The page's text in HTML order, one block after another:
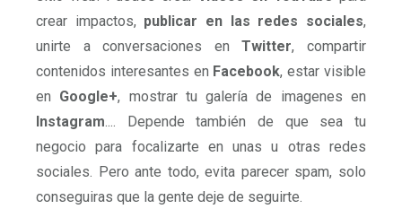
crear impactos, publicar en las redes sociales,
unirte a conversaciones enTwitter, compartir
contenidos interesantes en Facebook, estar visible
en Google+, mostrar tu galería de imagenes en
Instagram.... Depende también de que sea tu
negocio para focalizarte en unas u otras redes
sociales. Pero ante todo, evita parecer spam, solo
conseguiras que la gente deje de seguirte.